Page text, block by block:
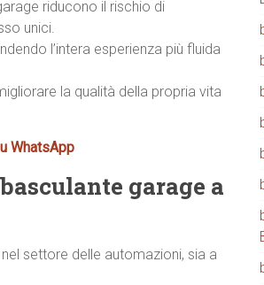
riducono il rischio di
unici.
l’intera esperienza più fluida
la qualità della propria vita
WhatsApp
garage a
settore delle automazioni, sia a